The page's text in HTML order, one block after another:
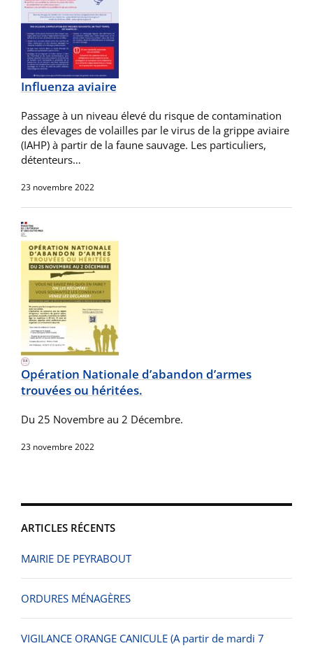
ARTICLES RÉCENTS
MAIRIE DE PEYRABOUT
ORDURES MÉNAGÈRES
VIGILANCE ORANGE CANICULE (A partir de mardi 7
Influenza aviaire
Passage à un niveau élevé du risque de contamination
des élevages de volailles par le virus de la grippe aviaire
(IAHP) à partir de la faune sauvage. Les particuliers,
détenteurs…
23 novembre 2022
Opération Nationale d’abandon d’armes
trouvées ou héritées.
Du 25 Novembre au 2 Décembre.
23 novembre 2022